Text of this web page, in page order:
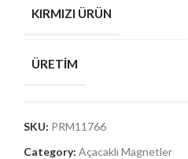
KIRMIZI ÜRÜN
ÜRETIM
SKU: PRM11766
Category: Açacaklı Magnetler